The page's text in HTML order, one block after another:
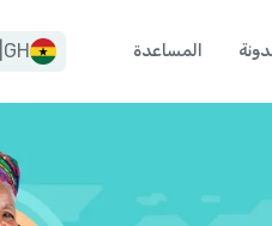
المساعدة GH